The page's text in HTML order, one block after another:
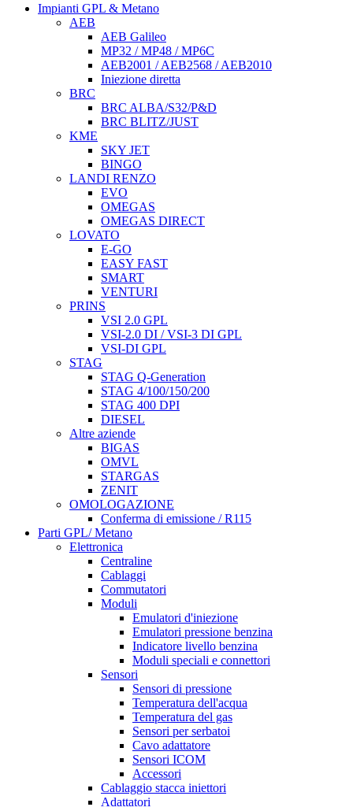
Impianti GPL & Metano
AEB
AEB Galileo
MP32 / MP48 / MP6C
AEB2001 / AEB2568 / AEB2010
Iniezione diretta
BRC
BRC ALBA/S32/P&D
BRC BLITZ/JUST
KME
SKY JET
BINGO
LANDI RENZO
EVO
OMEGAS
OMEGAS DIRECT
LOVATO
E-GO
EASY FAST
SMART
VENTURI
PRINS
VSI 2.0 GPL
VSI-2.0 DI / VSI-3 DI GPL
VSI-DI GPL
STAG
STAG Q-Generation
STAG 4/100/150/200
STAG 400 DPI
DIESEL
Altre aziende
BIGAS
OMVL
STARGAS
ZENIT
OMOLOGAZIONE
Conferma di emissione / R115
Parti GPL/ Metano
Elettronica
Centraline
Cablaggi
Commutatori
Moduli
Emulatori d'iniezione
Emulatori pressione benzina
Indicatore livello benzina
Moduli speciali e connettori
Sensori
Sensori di pressione
Temperatura dell'acqua
Temperatura del gas
Sensori per serbatoi
Cavo adattatore
Sensori ICOM
Accessori
Cablaggio stacca iniettori
Adattatori